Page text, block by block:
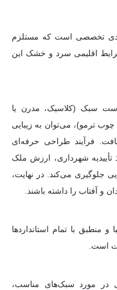
تخصصی است که مستلزم
اقلیمی سرد و خشک این
سبک (کلاسیک، مدرن یا
چوب ترمو)، می‌توان به زیبایی
فرآیند طراحی حرفه‌ای
شهرداری، ارزش ملک
جلوگیری می‌کند. در نهایت،
و آفتاب را داشته باشند.
و منطبق با تمام استانداردها
است.
در مورد سبک‌های مناسب،